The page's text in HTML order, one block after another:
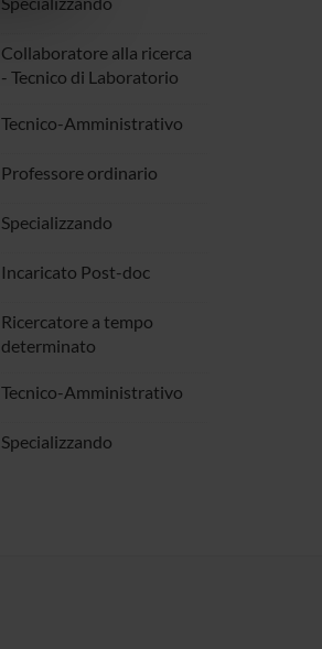
Collaboratore alla ricerca
- Tecnico di Laboratorio
Tecnico-Amministrativo
Professore ordinario
Specializzando
Incaricato Post-doc
Ricercatore a tempo
determinato
Tecnico-Amministrativo
Specializzando